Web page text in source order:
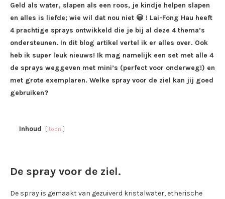
Geld als water, slapen als een roos, je kindje helpen slapen
en alles is liefde; wie wil dat nou niet 😀 ! Lai-Fong Hau heeft
4 prachtige sprays ontwikkeld die je bij al deze 4 thema’s
ondersteunen. In dit blog artikel vertel ik er alles over. Ook
heb ik super leuk nieuws! Ik mag namelijk een set met alle 4
de sprays weggeven met mini’s (perfect voor onderweg!) en
met grote exemplaren. Welke spray voor de ziel kan jij goed
gebruiken?
Inhoud toon
De spray voor de ziel.
De spray is gemaakt van gezuiverd kristalwater, etherische